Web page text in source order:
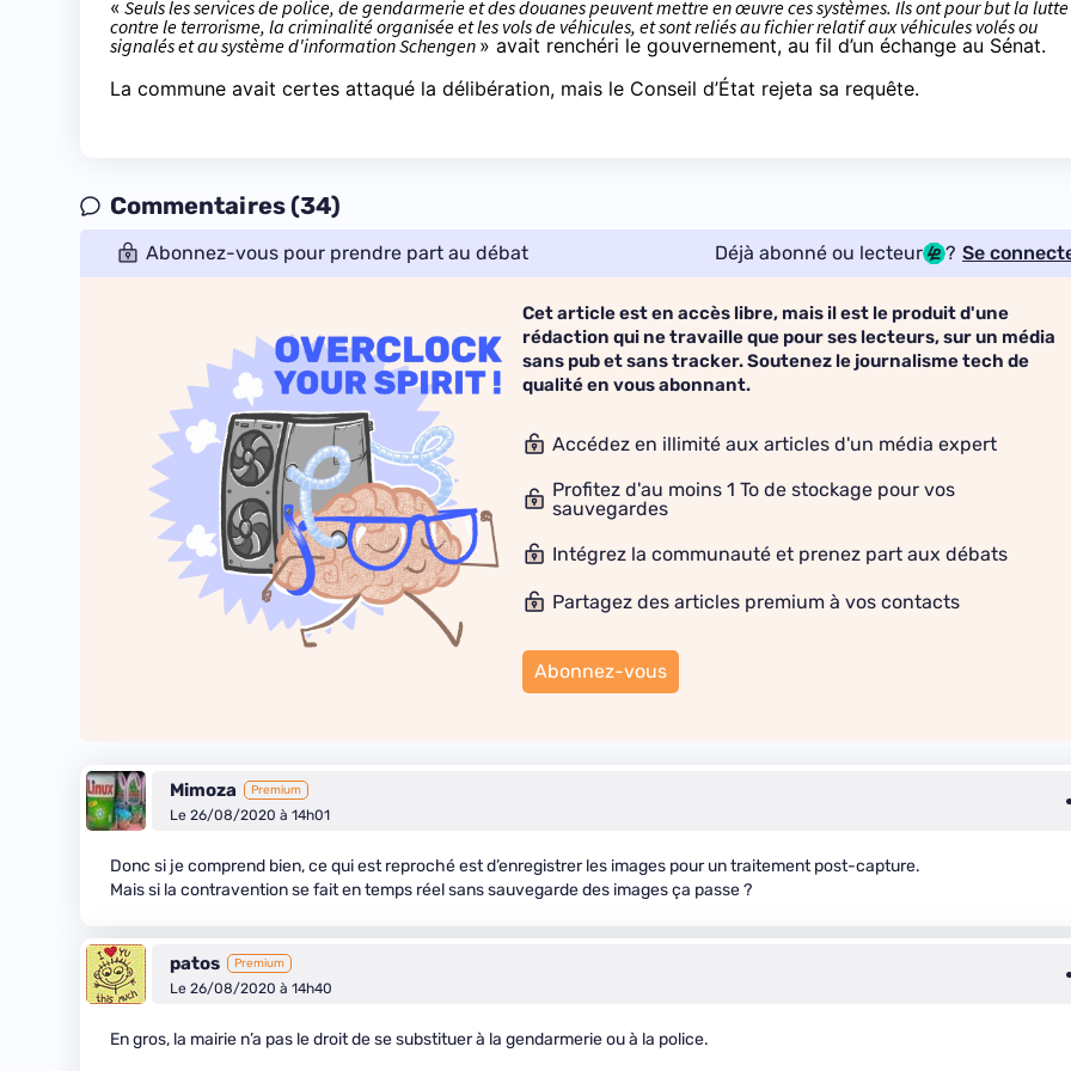
« Seuls les services de police, de gendarmerie et des douanes peuvent mettre en œuvre ces systèmes. Ils ont pour but la lutte
contre le terrorisme, la criminalité organisée et les vols de véhicules, et sont reliés au fichier relatif aux véhicules volés ou
signalés et au système d'information Schengen » avait renchéri le gouvernement, au fil d’un échange au Sénat.
La commune avait certes attaqué la délibération, mais le Conseil d’État rejeta sa requête.
Commentaires (34)
Abonnez-vous pour prendre part au débat Déjà abonné ou lecteur ? Se
Cet article est en accès libre, mais il est le produit d'une
rédaction qui ne travaille que pour ses lecteurs, sur un média
sans pub et sans tracker. Soutenez le journalisme tech de
qualité en vous abonnant.
Accédez en illimité aux articles d'un média expert
Profitez d'au moins 1 To de stockage pour vos
sauvegardes
Intégrez la communauté et prenez part aux débats
Partagez des articles premium à vos contacts
Abonnez-vous
Mimoza Premium
Le 26/08/2020 à 14h01
Donc si je comprend bien, ce qui est reproché est d’enregistrer les images pour un traitement post-capture.
Mais si la contravention se fait en temps réel sans sauvegarde des images ça passe ?
patos Premium
Le 26/08/2020 à 14h40
En gros, la mairie n’a pas le droit de se substituer à la gendarmerie ou à la police.